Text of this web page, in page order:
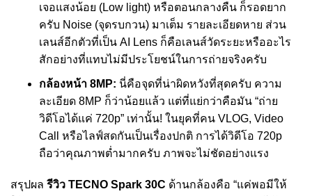
เจอแสงน้อย (Low light) หรือตอนกลางคืน ก็รอดยาก
ครับ Noise (จุดรบกวน) มาเต็ม รายละเอียดหาย ส่วน
เลนส์อีกตัวที่เป็น AI Lens ก็คือเลนส์วัดระยะหรืออะไร
สักอย่างที่แทบไม่มีประโยชน์ในการถ่ายจริงครับ
กล้องหน้า 8MP: นี่คือจุดที่น่าผิดหวังที่สุดครับ ความ
ละเอียด 8MP ก็ว่าน้อยแล้ว แต่ที่แย่กว่าคือมัน “ถ่าย
วิดีโอได้แค่ 720p” เท่านั้น! ในยุคที่คน VLOG, Video
Call หรือไลฟ์สดกันเป็นเรื่องปกติ การได้วิดีโอ 720p
ถือว่าคุณภาพต่ำมากครับ ภาพจะไม่ชัดอย่างแรง
สรุปผล รีวิว TECNO Spark 30C ด้านกล้องคือ “แค่พอมีให้